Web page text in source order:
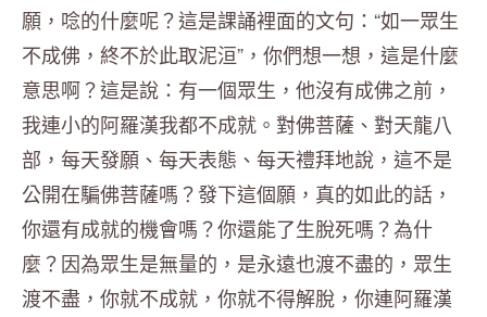
願，唸的什麼呢？這是課誦裡面的文句：“如一眾生
不成佛，終不於此取泥洹”，你們想一想，這是什麼
意思啊？這是說：有一個眾生，他沒有成佛之前，
我連小的阿羅漢我都不成就。對佛菩薩、對天龍八
部，每天發願、每天表態、每天禮拜地說，這不是
公開在騙佛菩薩嗎？發下這個願，真的如此的話，
你還有成就的機會嗎？你還能了生脫死嗎？為什
麼？因為眾生是無量的，是永遠也渡不盡的，眾生
渡不盡，你就不成就，你就不得解脫，你連阿羅漢